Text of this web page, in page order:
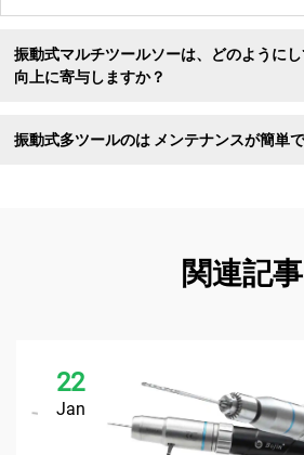
振動式マルチツールソーは、どのように
向上に寄与しますか？
振動式多ツールのは メンテナンスが簡単
関連記事
22
Jan